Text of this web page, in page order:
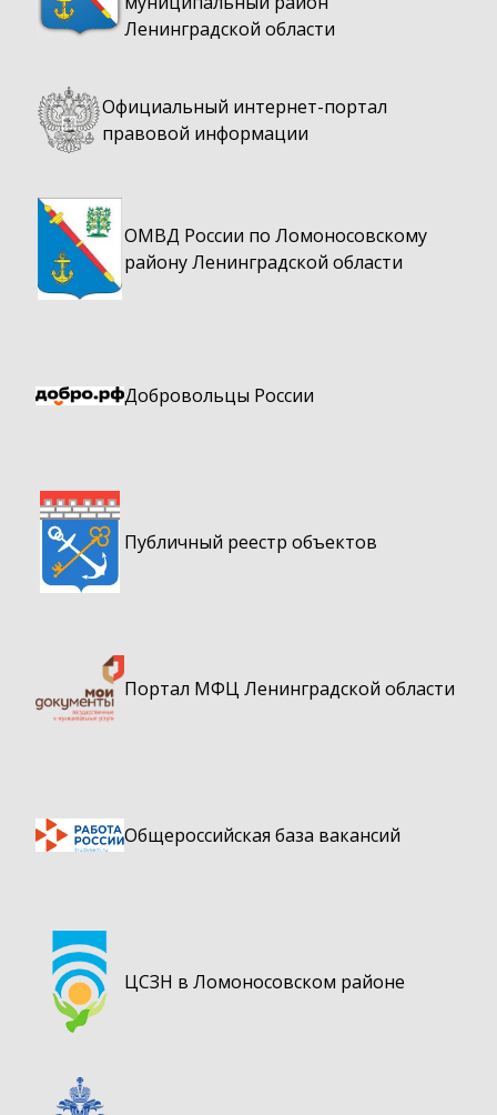
Ленинградской области
Официальный интернет-портал
правовой информации
ОМВД России по Ломоносовскому
району Ленинградской области
Добровольцы России
Публичный реестр объектов
Портал МФЦ Ленинградской области
Общероссийская база вакансий
ЦСЗН в Ломоносовском районе